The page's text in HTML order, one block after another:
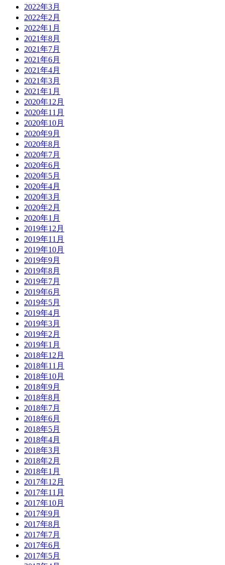
2022年3月
2022年2月
2022年1月
2021年8月
2021年7月
2021年6月
2021年4月
2021年3月
2021年1月
2020年12月
2020年11月
2020年10月
2020年9月
2020年8月
2020年7月
2020年6月
2020年5月
2020年4月
2020年3月
2020年2月
2020年1月
2019年12月
2019年11月
2019年10月
2019年9月
2019年8月
2019年7月
2019年6月
2019年5月
2019年4月
2019年3月
2019年2月
2019年1月
2018年12月
2018年11月
2018年10月
2018年9月
2018年8月
2018年7月
2018年6月
2018年5月
2018年4月
2018年3月
2018年2月
2018年1月
2017年12月
2017年11月
2017年10月
2017年9月
2017年8月
2017年7月
2017年6月
2017年5月